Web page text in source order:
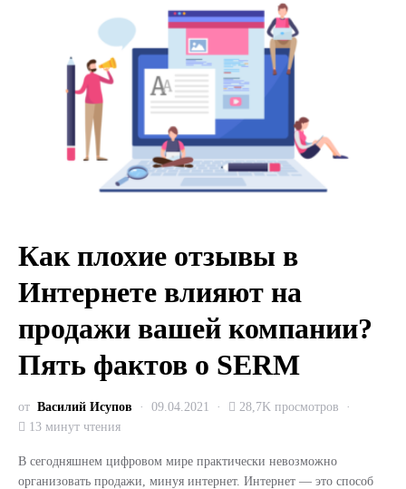
Как плохие отзывы в
Интернете влияют на
продажи вашей компании?
Пять фактов о SERM
от Василий Исупов 09.04.2021
28,7K просмотров
13 минут чтения
В сегодняшнем цифровом мире практически невозможно
организовать продажи, минуя интернет. Интернет — это способ